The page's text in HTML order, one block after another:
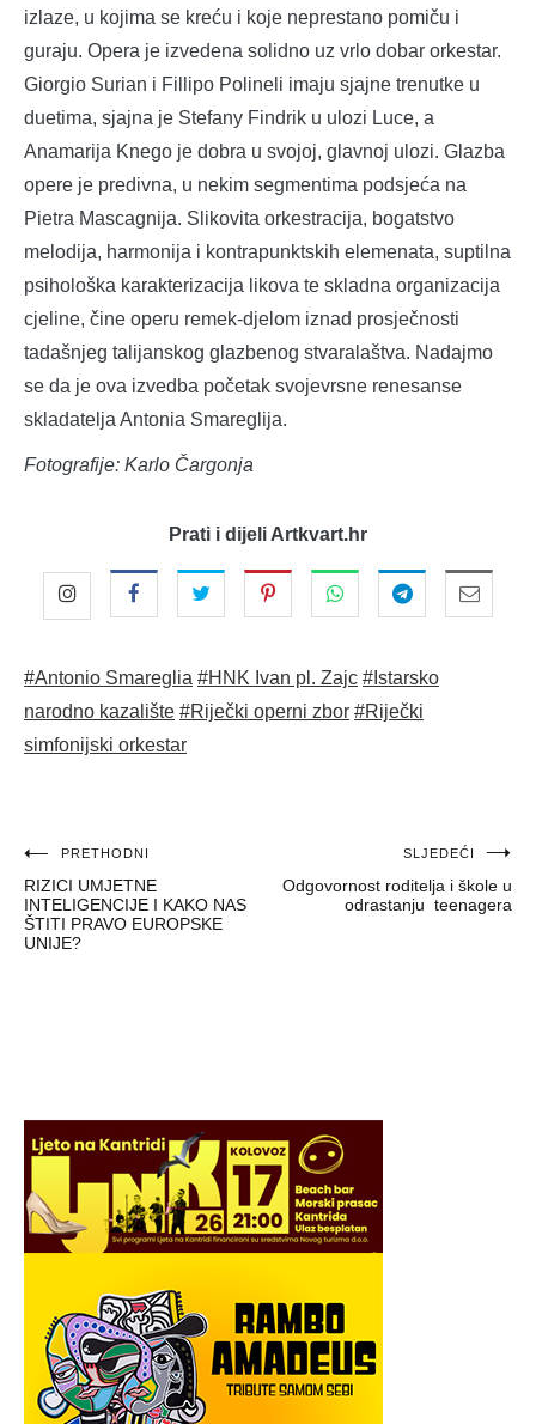
izlaze, u kojima se kreću i koje neprestano pomiču i
guraju. Opera je izvedena solidno uz vrlo dobar orkestar.
Giorgio Surian i Fillipo Polineli imaju sjajne trenutke u
duetima, sjajna je Stefany Findrik u ulozi Luce, a
Anamarija Knego je dobra u svojoj, glavnoj ulozi. Glazba
opere je predivna, u nekim segmentima podsjeća na
Pietra Mascagnija. Slikovita orkestracija, bogatstvo
melodija, harmonija i kontrapunktskih elemenata, suptilna
psihološka karakterizacija likova te skladna organizacija
cjeline, čine operu remek-djelom iznad prosječnosti
tadašnjeg talijanskog glazbenog stvaralaštva. Nadajmo
se da je ova izvedba početak svojevrsne renesanse
skladatelja Antonia Smareglija.
Fotografije: Karlo Čargonja
Prati i dijeli Artkvart.hr
#Antonio Smareglia #HNK Ivan pl. Zajc #Istarsko
narodno kazalište #Riječki operni zbor #Riječki
simfonijski orkestar
Navigacija
objava
PRETHODNI
RIZICI UMJETNE
INTELIGENCIJE I KAKO NAS
ŠTITI PRAVO EUROPSKE
UNIJE?
SLJEDEĆI
Odgovornost roditelja i škole u
odrastanju teenagera